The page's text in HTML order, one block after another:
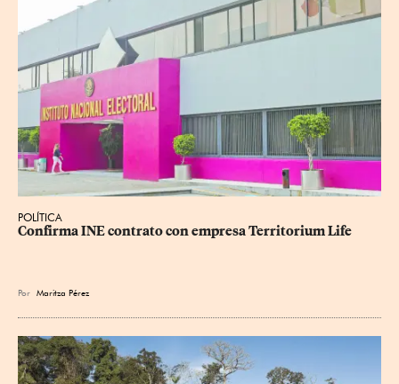
POLÍTICA
Confirma INE contrato con empresa Territorium Life
Por Maritza Pérez